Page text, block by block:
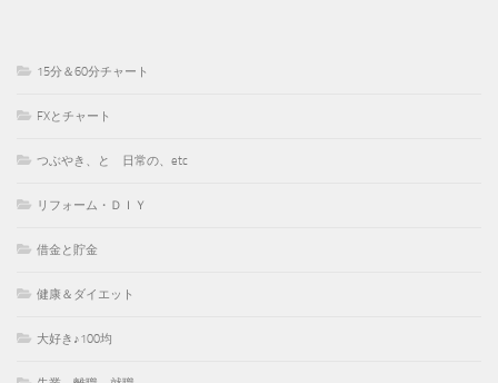
15分＆60分チャート
FXとチャート
つぶやき、と 日常の、etc
リフォーム・ＤＩＹ
借金と貯金
健康＆ダイエット
大好き♪100均